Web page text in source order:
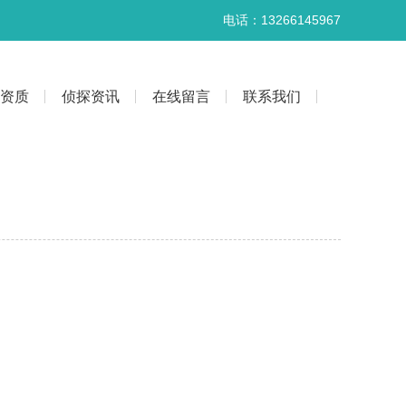
电话：13266145967
质 侦探资讯 在线留言 联系我们